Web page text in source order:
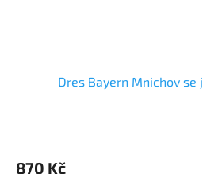
Dres Bayern Mnichov
produktu
870 Kč